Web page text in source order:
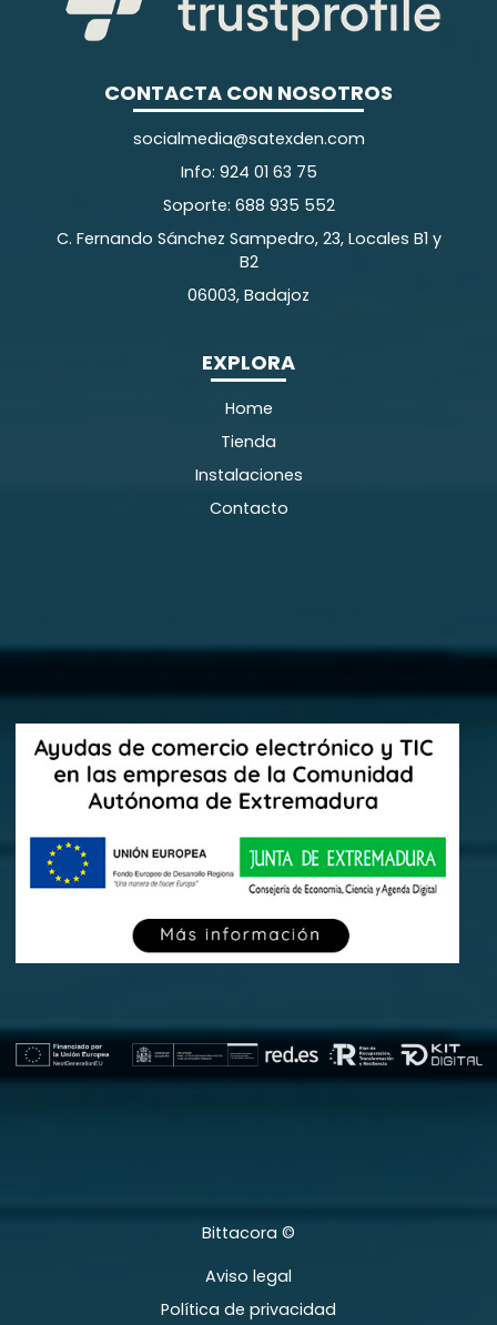
EXPLORA
Home
Tienda
Instalaciones
Contacto
CONTACTA CON NOSOTROS
socialmedia@satexden.com
Info: 924 01 63 75
Soporte: 688 935 552
C. Fernando Sánchez Sampedro, 23, Locales B1 y
B2
06003, Badajoz
Bittacora ©
Aviso legal
Política de privacidad